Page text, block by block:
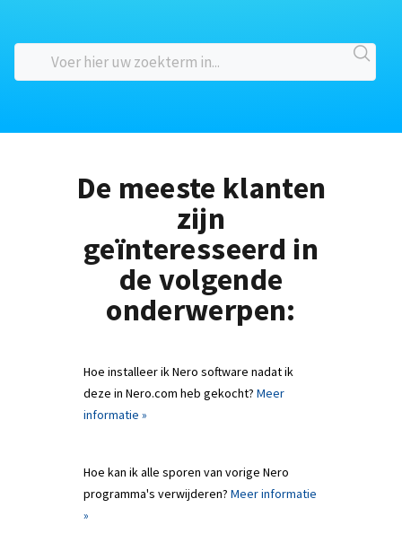
De meeste klanten
zijn
geïnteresseerd in
de volgende
onderwerpen:
Hoe installeer ik Nero software nadat ik
deze in Nero.com heb gekocht? Meer
informatie »
Hoe kan ik alle sporen van vorige Nero
programma's verwijderen? Meer informatie
»